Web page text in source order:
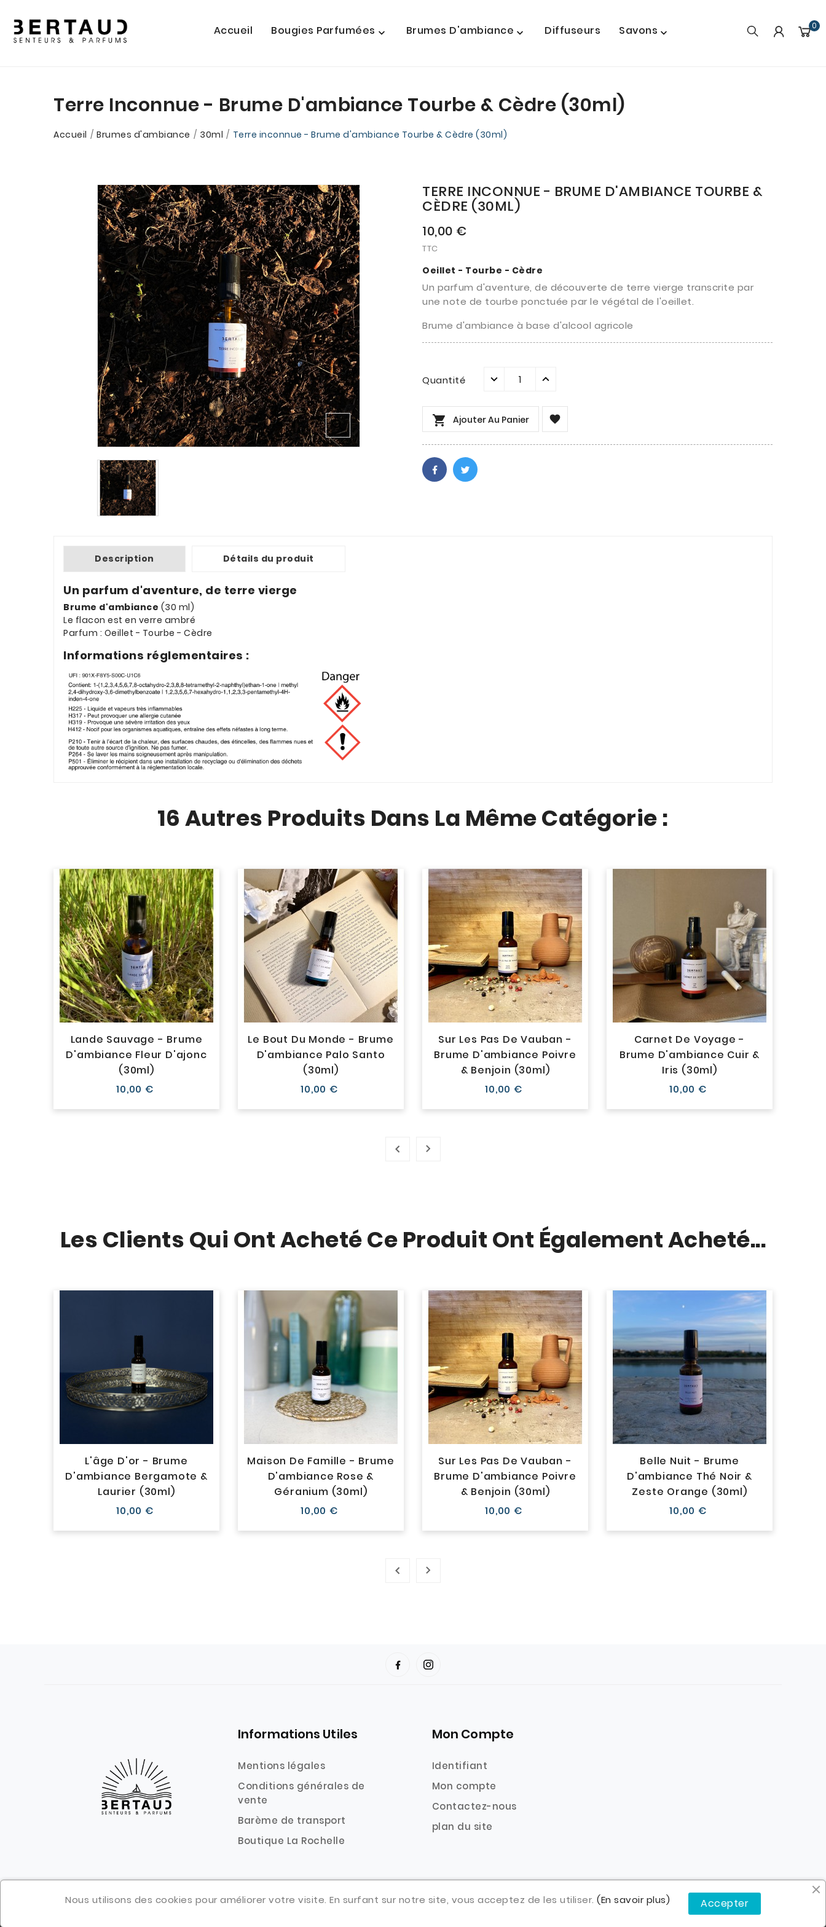
Accueil Bougies Parfumées  Brumes D'ambiance  Diffuseurs Savons 
0
Terre Inconnue - Brume D'ambiance Tourbe & Cèdre (30ml)
Accueil Brumes d'ambiance 30ml Terre inconnue - Brume d'ambiance Tourbe & Cèdre (30ml)

TERRE INCONNUE - BRUME D'AMBIANCE TOURBE &
CÈDRE (30ML)
10,00 €
TTC
Oeillet - Tourbe - Cèdre
Un parfum d'aventure, de découverte de terre vierge transcrite par
une note de tourbe ponctuée par le végétal de l'oeillet.
Brume d'ambiance à base d'alcool agricole
Quantité
 Ajouter Au Panier 
Description Détails du produit
Un parfum d'aventure, de terre vierge
Brume d'ambiance (30 ml)
Le flacon est en verre ambré
Parfum : Oeillet - Tourbe - Cèdre
Informations réglementaires :
16 Autres Produits Dans La Même Catégorie :
Lande Sauvage - Brume
D'ambiance Fleur D'ajonc
(30ml)
10,00 €
Le Bout Du Monde - Brume
D'ambiance Palo Santo
(30ml)
10,00 €
Sur Les Pas De Vauban -
Brume D'ambiance Poivre
& Benjoin (30ml)
10,00 €
Carnet De Voyage -
Brume D'ambiance Cuir &
Iris (30ml)
10,00 €
Les Clients Qui Ont Acheté Ce Produit Ont Également Acheté...
L'âge D'or - Brume
D'ambiance Bergamote &
Laurier (30ml)
10,00 €
Maison De Famille - Brume
D'ambiance Rose &
Géranium (30ml)
10,00 €
Sur Les Pas De Vauban -
Brume D'ambiance Poivre
& Benjoin (30ml)
10,00 €
Belle Nuit - Brume
D'ambiance Thé Noir &
Zeste Orange (30ml)
10,00 €
Informations Utiles
Mentions légales
Conditions générales de
vente
Barème de transport
Boutique La Rochelle
Mon Compte
Identifiant
Mon compte
Contactez-nous
plan du site
Nous utilisons des cookies pour améliorer votre visite. En surfant sur notre site, vous acceptez de les utiliser. (En savoir plus) Accepter